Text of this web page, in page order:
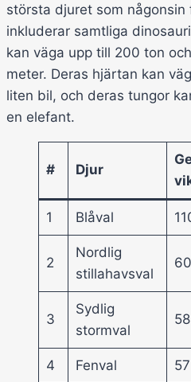
största djuret som
inkluderar samtliga
kan väga upp till 200 ton
meter. Deras hjärtan kan
liten bil, och deras tungor
en elefant.
# Djur
1 Blåval
2
Nordlig
stillahavsval
3
Sydlig
stormval
4 Fenval